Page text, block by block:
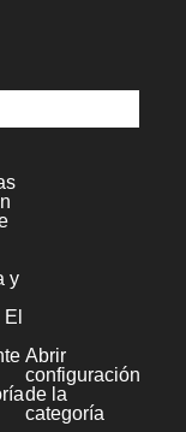
la puesta
redacción
Nacional de
de
Siguiente